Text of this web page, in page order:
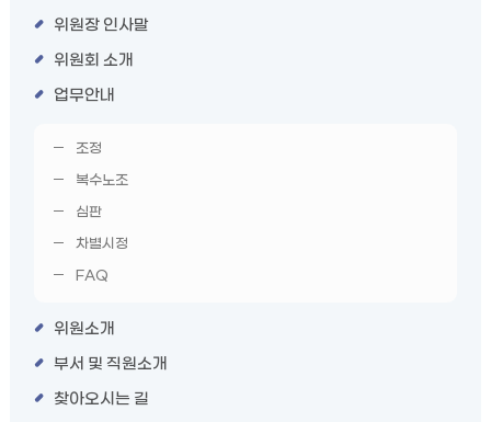
위원장 인사말
위원회 소개
업무안내
조정
복수노조
심판
차별시정
FAQ
위원소개
부서 및 직원소개
찾아오시는 길